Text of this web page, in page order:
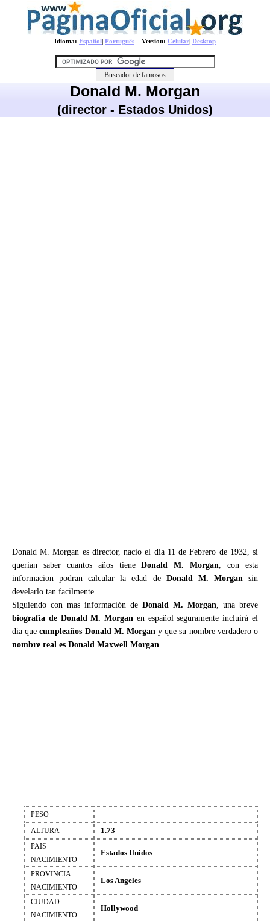
Idioma: Español| Português Version: Celular| Desktop
Donald M. Morgan
(director - Estados Unidos)
Donald M. Morgan es director, nacio el dia 11 de Febrero de 1932, si
querian saber cuantos años tieneDonald M. Morgan, con esta
informacion podran calcular la edad de Donald M. Morgansin
develarlo tan facilmente
Siguiendo con mas información de Donald M. Morgan, una breve
biografia de Donald M. Morgan en español seguramente incluirá el
dia quecumpleaños Donald M. Morgany que su nombre verdadero o
nombre real es Donald Maxwell Morgan
PESO
ALTURA
1.73
PAIS
NACIMIENTO
Estados Unidos
PROVINCIA
NACIMIENTO
Los Angeles
CIUDAD
NACIMIENTO
Hollywood